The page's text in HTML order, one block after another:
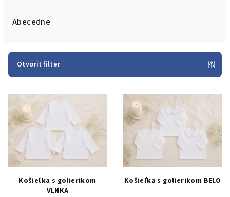
p
r
d
u
t
Abecedne
Otvoriť filter
V
p
p
Košieľka s golierikom
VLNKA
Košieľka s golierikom BELO